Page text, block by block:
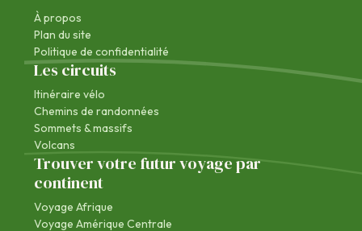
À propos
Plan du site
Politique de confidentialité
Les circuits
Itinéraire vélo
Chemins de randonnées
Sommets & massifs
Volcans
Trouver votre futur voyage par
continent
Voyage Afrique
Voyage Amérique Centrale